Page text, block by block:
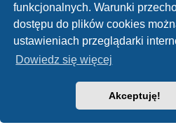
funkcjonalnych. Warunki
dostępu do plików cookies
ustawieniach przeglądarki
Dowiedz się więcej
Akceptuję!
Technologię dostarcza
Polski